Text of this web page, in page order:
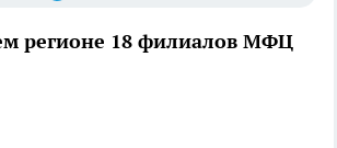
регионе 18 филиалов МФЦ